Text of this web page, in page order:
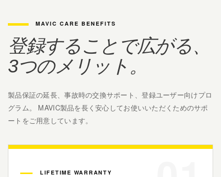
MAVIC CARE BENEFITS
登録することで広がる、
3つのメリット。
製品保証の延長、事故時の交換サポート、登録ユーザー向けプロ
グラム。
MAVIC製品を長く安心してお使いいただくためのサポ
ートをご用意しています。
LIFETIME WARRANTY